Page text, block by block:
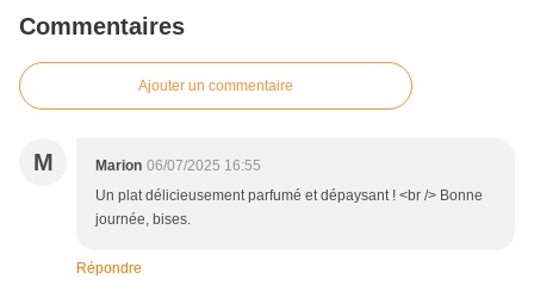
Commentaires
Ajouter un commentaire
M Marion 06/07/2025 16:55
Un plat délicieusement parfumé et dépaysant ! <br /> Bonne
journée, bises.
Répondre